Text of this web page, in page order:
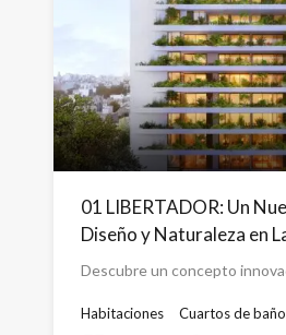
01 LIBERTADOR: Un
Diseño y Naturaleza en
Descubre un concepto
Habitaciones
Cuartos de baño